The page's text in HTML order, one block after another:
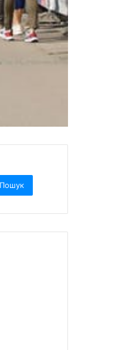
Пошук